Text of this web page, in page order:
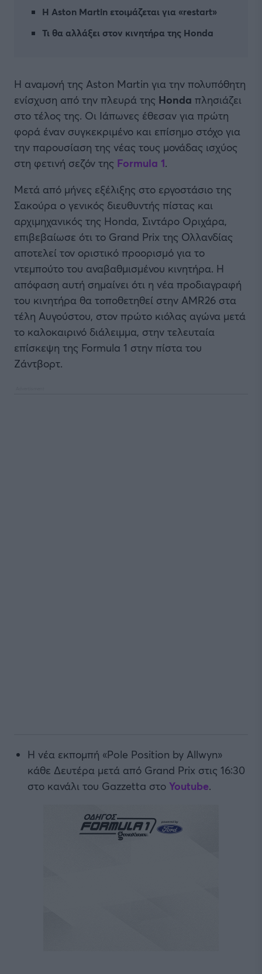
Η Aston Martin ετοιμάζεται για «restart»
Τι θα αλλάξει στον κινητήρα της Honda
Η αναμονή της Aston Martin για την πολυπόθητη
ενίσχυση από την πλευρά της Honda πλησιάζει
στο τέλος της. Oι Ιάπωνες έθεσαν για πρώτη
φορά έναν συγκεκριμένο και επίσημο στόχο για
την παρουσίαση της νέας τους μονάδας ισχύος
στη φετινή σεζόν της Formula 1.
Μετά από μήνες εξέλιξης στο εργοστάσιο της
Σακούρα ο γενικός διευθυντής πίστας και
αρχιμηχανικός της Honda, Σιντάρο Οριχάρα,
επιβεβαίωσε ότι το Grand Prix της Ολλανδίας
αποτελεί τον οριστικό προορισμό για το
ντεμπούτο του αναβαθμισμένου κινητήρα. Η
απόφαση αυτή σημαίνει ότι η νέα προδιαγραφή
του κινητήρα θα τοποθετηθεί στην AMR26 στα
τέλη Αυγούστου, στον πρώτο κιόλας αγώνα μετά
το καλοκαιρινό διάλειμμα, στην τελευταία
επίσκεψη της Formula 1 στην πίστα του
Ζάντβορτ.
Η νέα εκπομπή «Pole Position by Allwyn»
κάθε Δευτέρα μετά από Grand Prix στις 16:30
στο κανάλι του Gazzetta στοYoutube.